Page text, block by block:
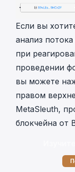
Если вы
анализ
при
проведении
вы можете
правом
MetaSleuth,
блокчейна от